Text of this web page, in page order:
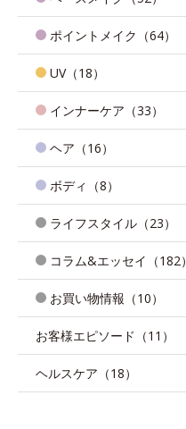
ポイントメイク（64）
UV（18）
インナーケア（33）
ヘア（16）
ボディ（8）
ライフスタイル（23）
コラム&エッセイ（182）
お買い物情報（10）
お客様エピソード（11）
ヘルスケア（18）